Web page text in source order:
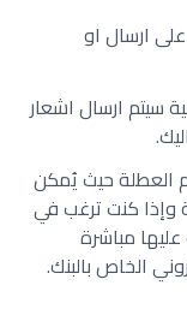
ارسال او
سيتم ارسال اشعار
العطلة حيث يُمكن
وإذا كنت ترغب في
مباشرة
الخاص بالبنك.